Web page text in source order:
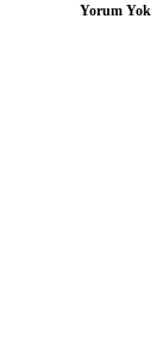
Yorum Yok